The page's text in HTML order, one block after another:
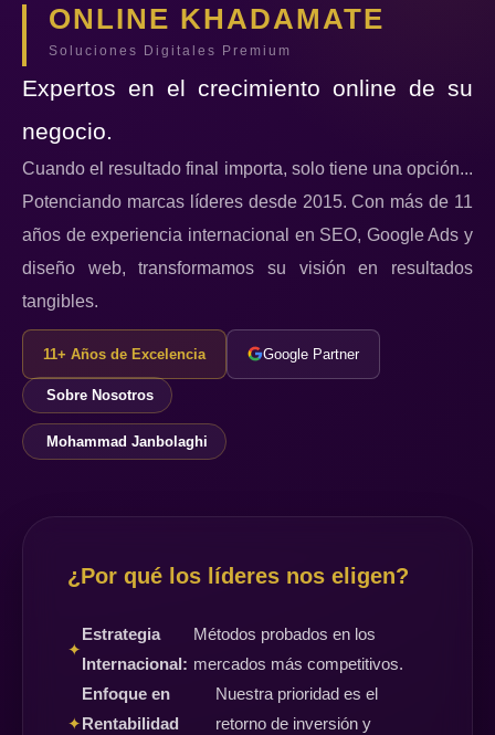
ONLINE KHADAMATE
Soluciones Digitales Premium
Expertos en el crecimiento online de su
negocio.
Cuando el resultado final importa, solo tiene una opción...
Potenciando marcas líderes desde 2015. Con más de 11
años de experiencia internacional en SEO, Google Ads y
diseño web, transformamos su visión en resultados
tangibles.
11+ Años de Excelencia Google Partner
Sobre Nosotros
Mohammad Janbolaghi
¿Por qué los líderes nos eligen?
✦
Estrategia
Internacional:
Métodos probados en los
mercados más competitivos.
✦
Enfoque en
Rentabilidad
Nuestra prioridad es el
retorno de inversión y